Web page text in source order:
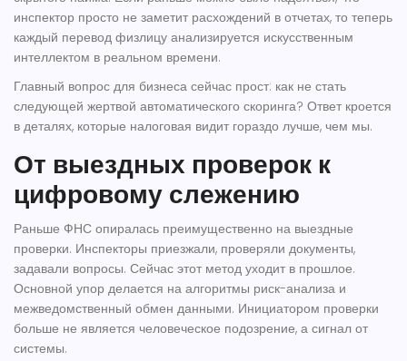
инспектор просто не заметит расхождений в отчетах, то теперь
каждый перевод физлицу анализируется искусственным
интеллектом в реальном времени.
Главный вопрос для бизнеса сейчас прост: как не стать
следующей жертвой автоматического скоринга? Ответ кроется
в деталях, которые налоговая видит гораздо лучше, чем мы.
От выездных проверок к
цифровому слежению
Раньше ФНС опиралась преимущественно на выездные
проверки. Инспекторы приезжали, проверяли документы,
задавали вопросы. Сейчас этот метод уходит в прошлое.
Основной упор делается на алгоритмы риск-анализа и
межведомственный обмен данными. Инициатором проверки
больше не является человеческое подозрение, а сигнал от
системы.